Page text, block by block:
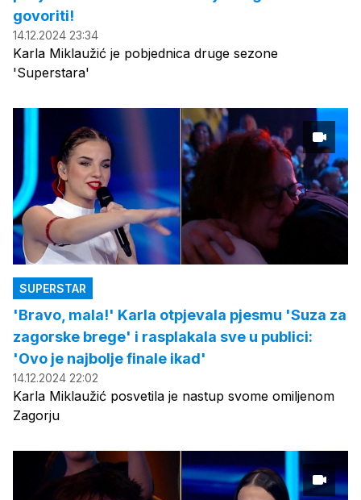
govoriti!
14.12.2024 23:34
Karla Miklaužić je pobjednica druge sezone
'Superstara'
SUPERSTAR
'Bravo, mala!' Karla otpjevala pjesmu 'Suza za
zagorske brege' i rasplakala sve u publici:
'Ovo je najbolje finale ikad'
14.12.2024 22:02
Karla Miklaužić posvetila je nastup svome omiljenom
Zagorju